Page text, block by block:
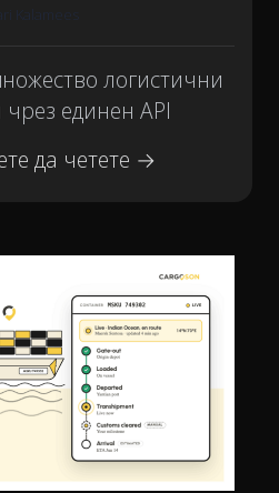
Kalamees
логистични
единен API
да четете →